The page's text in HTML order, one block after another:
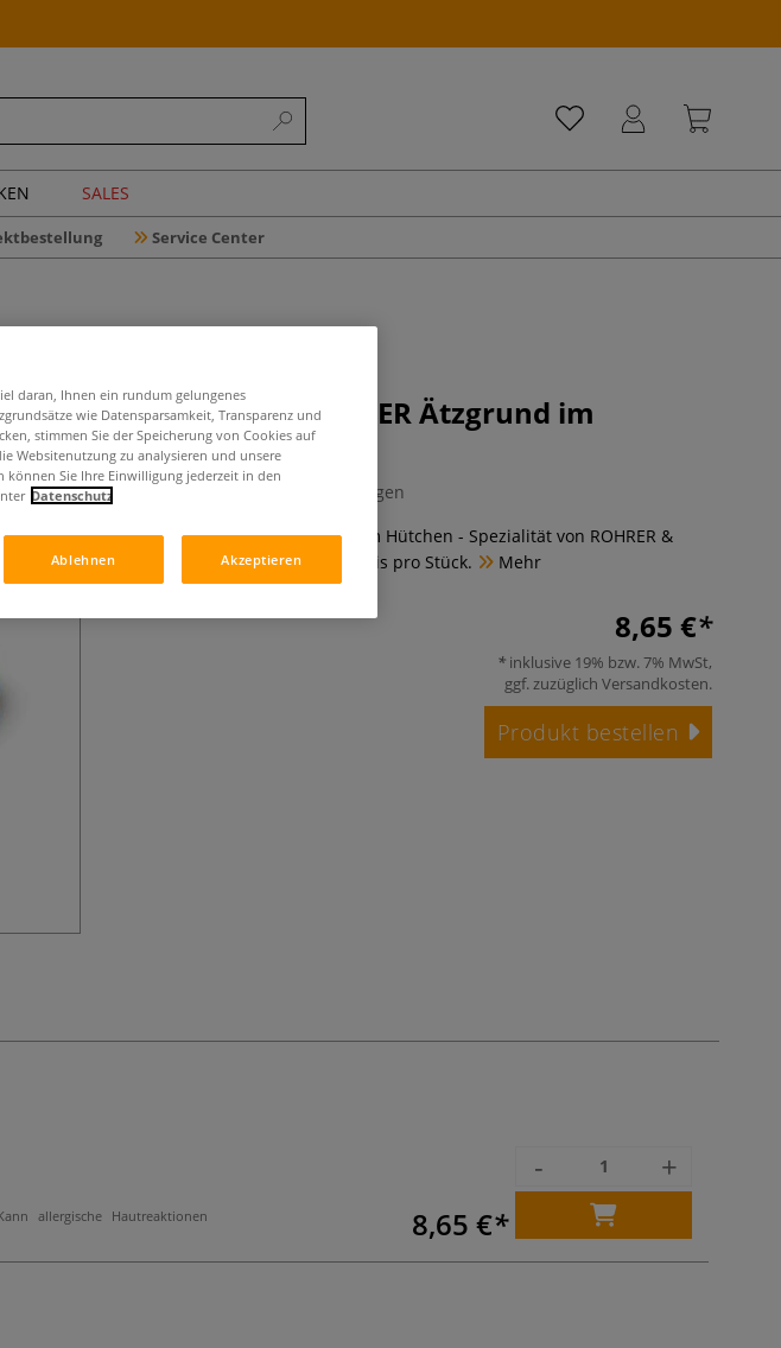
SALES
Service Center
ROHRER & KLINGNER Ätzgrund im
Hütchen
0 Bewertungen
ROHRER & KLINGLER Ätzgrund im Hütchen - Spezialität von ROHRER &
KLINGNER, sauber geformt. – Preis pro Stück.
Mehr
8,65 €
inklusive 19% bzw. 7% MwSt,
ggf. zuzüglich Versandkosten.
Produkt bestellen
allergische Hautreaktionen
8,65 €
- +
daran, Ihnen ein rundum gelungenes
wie Datensparsamkeit, Transparenz und
stimmen Sie der Speicherung von Cookies auf
Websitenutzung zu analysieren und unsere
Sie Ihre Einwilligung jederzeit in den
Datenschutz
Ablehnen Akzeptieren